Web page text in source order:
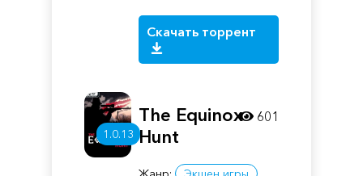
Скачать торрент
1.0.13
The Equinox
Hunt
601